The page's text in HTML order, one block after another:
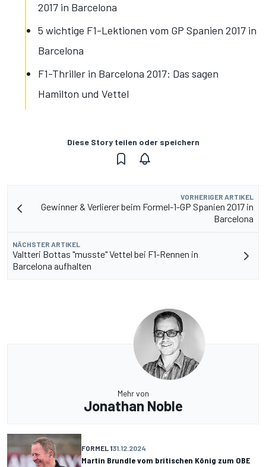
2017 in Barcelona
5 wichtige F1-Lektionen vom GP Spanien 2017 in
Barcelona
F1-Thriller in Barcelona 2017: Das sagen
Hamilton und Vettel
Diese Story teilen oder speichern
VORHERIGER ARTIKEL
Gewinner & Verlierer beim Formel-1-GP Spanien 2017 in
Barcelona
NÄCHSTER ARTIKEL
Valtteri Bottas "musste" Vettel bei F1-Rennen in
Barcelona aufhalten
Mehr von
Jonathan Noble
FORMEL 131.12.2024
Martin Brundle vom britischen König zum OBE